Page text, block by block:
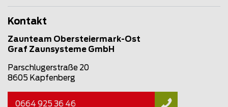
Kontakt
Zaunteam Obersteiermark-Ost
Graf Zaunsysteme GmbH
Parschlugerstraße 20
8605 Kapfenberg
0664 925 36 46